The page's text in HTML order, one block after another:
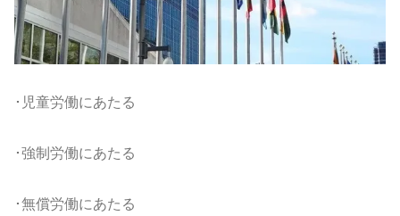
･児童労働にあたる
･強制労働にあたる
･無償労働にあたる